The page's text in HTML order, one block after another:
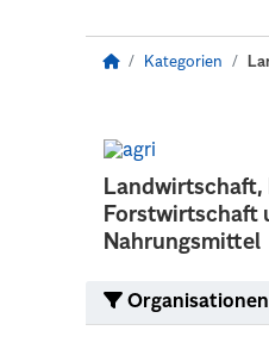
Kategorien
Landwirtschaft,
Forstwirtschaft
Nahrungsmittel
Organisationen